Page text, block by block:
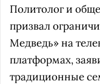
Политолог и
призвал
Медведь» на
платформах,
традиционные